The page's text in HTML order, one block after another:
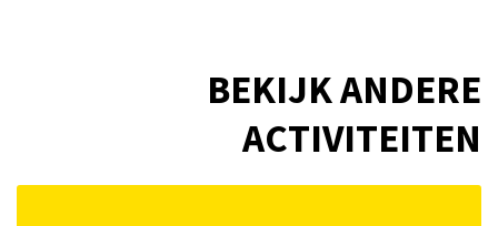
BEKIJK ANDERE
ACTIVITEITEN